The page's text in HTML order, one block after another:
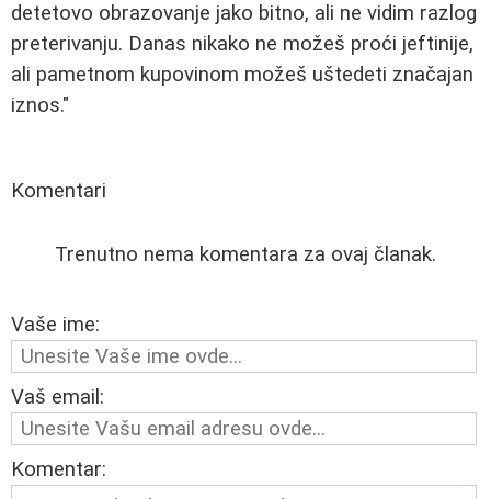
detetovo obrazovanje jako bitno, ali ne vidim razlog
preterivanju. Danas nikako ne možeš proći jeftinije,
ali pametnom kupovinom možeš uštedeti značajan
iznos."
Komentari
Trenutno nema komentara za ovaj članak.
Vaše ime:
Vaš email:
Komentar: